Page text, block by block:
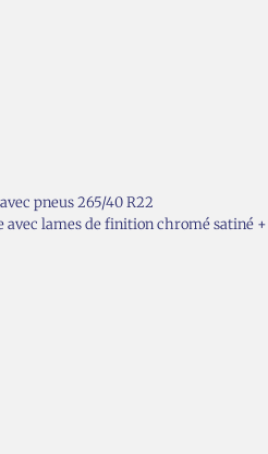
pneus 265/40 R22
lames de finition chromé satiné